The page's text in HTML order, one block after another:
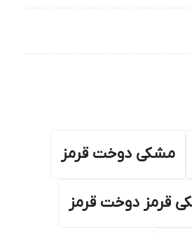
مشکی دوخت قرمز
قرمز دوخت قرمز